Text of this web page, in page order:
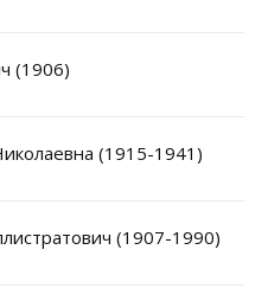
(1906)
(1915-1941)
(1907-1990)